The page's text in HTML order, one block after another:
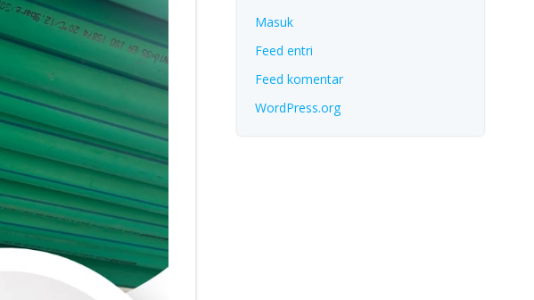
Masuk
Feed entri
Feed komentar
WordPress.org